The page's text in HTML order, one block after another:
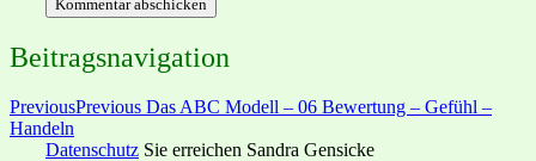
Beitragsnavigation
PreviousPrevious Das ABC Modell – 06 Bewertung – Gefühl –
Handeln
Datenschutz Sie erreichen Sandra Gensicke